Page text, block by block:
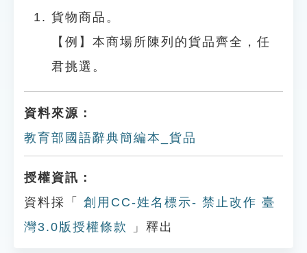
貨物商品。
【例】本商場所陳列的貨品齊全，任
君挑選。
資料來源：
教育部國語辭典簡編本_貨品
授權資訊：
資料採「
創用CC-姓名標示- 禁止改作 臺
灣3.0版授權條款
」釋出